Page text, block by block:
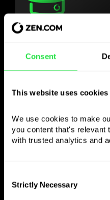
Consent
This website uses cookies
We use cookies to make
you content that's relevant
with trusted analytics and
Selection
Strictly Necessary
Utilisez la
choisie
souhaitez
Envoyez de l’argent
retirez aux
ÉTAPE 1